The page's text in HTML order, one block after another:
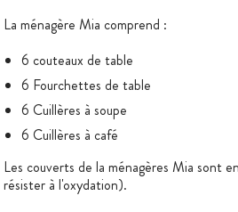
La ménagère Mia comprend :
6 couteaux de table
6 Fourchettes de table
6 Cuillères à soupe
6 Cuillères à café
Les couverts de la ménagères Mia sont
résister à l'oxydation).